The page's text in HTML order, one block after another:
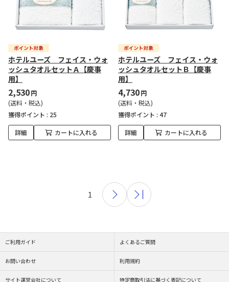
ホテルユーズ フェイス・ウォ
ッシュタオルセットＡ【慶事
用】
2,530円
(送料・税込)
獲得ポイント : 25
詳細 カートに入れる
ホテルユーズ フェイス・ウォ
ッシュタオルセットＢ【慶事
用】
4,730円
(送料・税込)
獲得ポイント : 47
詳細 カートに入れる
1
ご利用ガイド よくあるご質問
お問い合わせ 利用規約
サイト運営会社について 特定商取引法に基づく表記について